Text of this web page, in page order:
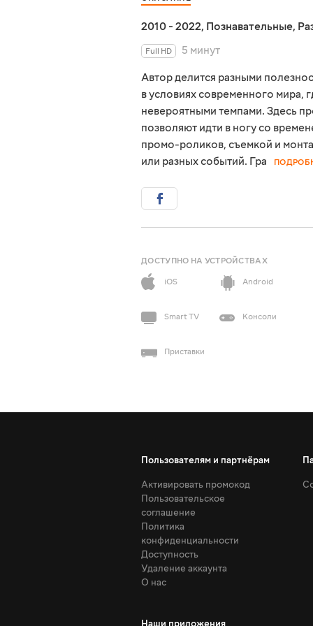
2010 - 2022, Познавательные,
Full HD
5 минут
Автор делится разными
в условиях современного мира,
невероятными темпами. Здесь
позволяют идти в ногу со
промо-роликов, съемкой и
или разных событий. Гра
ДОСТУПНО НА УСТРОЙСТВАХ
iOS
Android
Smart TV Консоли
Приставки
Пользователям и партнёрам
Активировать промокод
Пользовательское
соглашение
Политика
конфиденциальности
Доступность
Удаление аккаунта
О нас